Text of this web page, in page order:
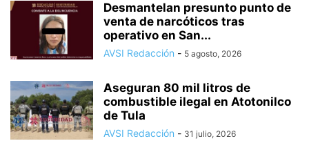
Desmantelan presunto punto de
venta de narcóticos tras
operativo en San...
AVSI Redacción - 5 agosto, 2026
Aseguran 80 mil litros de
combustible ilegal en Atotonilco
de Tula
AVSI Redacción - 31 julio, 2026